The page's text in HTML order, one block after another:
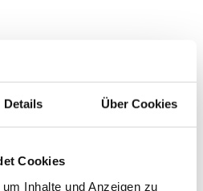
Details Über Cookies
Cookies
Inhalte und Anzeigen zu